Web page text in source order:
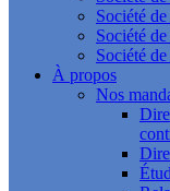
Société
Société
Société
À propos
Nos